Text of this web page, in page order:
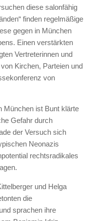
diese salonfähig
finden regelmäßige
gegen in München
Einen verstärkten
Vertreterinnen und
Kirchen, Parteien und
von
München ist Bunt klärte
Gefahr durch
der Versuch sich
Neonazis
rechtsradikales
und Helga
die
sprachen ihre